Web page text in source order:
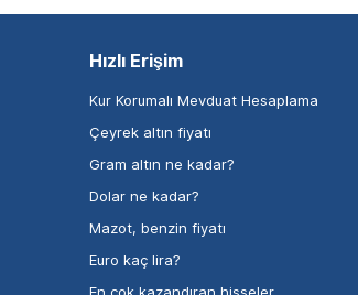
Hızlı Erişim
Kur Korumalı Mevduat Hesaplama
Çeyrek altın fiyatı
Gram altın ne kadar?
Dolar ne kadar?
Mazot, benzin fiyatı
Euro kaç lira?